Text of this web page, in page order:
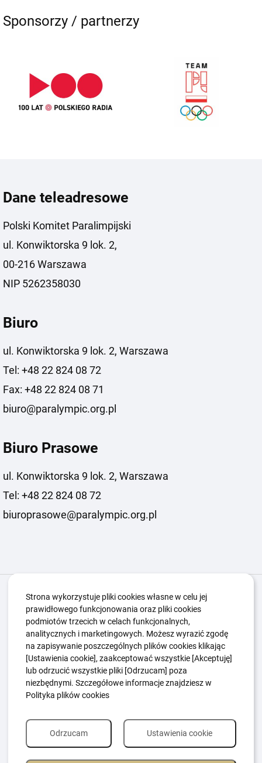
Sponsorzy / partnerzy
Dane teleadresowe
Polski Komitet Paralimpijski
ul. Konwiktorska 9 lok. 2,
00-216 Warszawa
NIP 5262358030
Biuro
ul. Konwiktorska 9 lok. 2, Warszawa
Tel: +48 22 824 08 72
Fax: +48 22 824 08 71
biuro@paralympic.org.pl
Biuro Prasowe
ul. Konwiktorska 9 lok. 2, Warszawa
Tel: +48 22 824 08 72
biuroprasowe@paralympic.org.pl
Igrzyska Paralimpijskie O nas
Kwalifikacje ZSK
Kluby Aktualności
Edukacja
Guttmanny Kontakt
Polityka Ochrony Dzieci
Sygnaliści
Polityka plików cookie
Strona wykorzystuje pliki cookies własne w celu jej
prawidłowego funkcjonowania oraz pliki cookies
podmiotów trzecich w celach funkcjonalnych,
analitycznych i marketingowych. Możesz wyrazić zgodę
na zapisywanie poszczególnych plików cookies klikając
[Ustawienia cookie], zaakceptować wszystkie [Akceptuję]
lub odrzucić wszystkie pliki [Odrzucam] poza
niezbędnymi. Szczegółowe informacje znajdziesz w
Polityka plików cookies
Ustawienia cookie
Odrzucam